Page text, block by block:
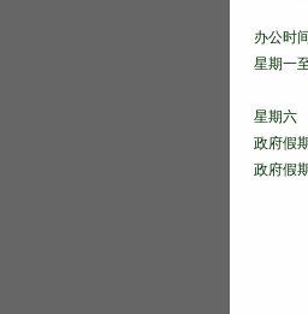
办公时
星期一
下
星期
政府
政府